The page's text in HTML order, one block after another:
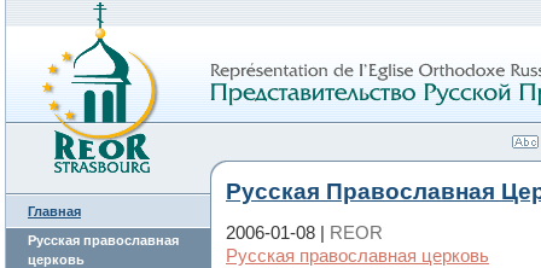
Главная
Русская православная
церковь
Русская Православная
2006-01-08 | REOR
Русская православная церковь